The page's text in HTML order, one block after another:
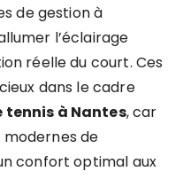
de gestion à
l’éclairage
réelle du court. Ces
dans le cadre
à Nantes, car
de
confort optimal aux